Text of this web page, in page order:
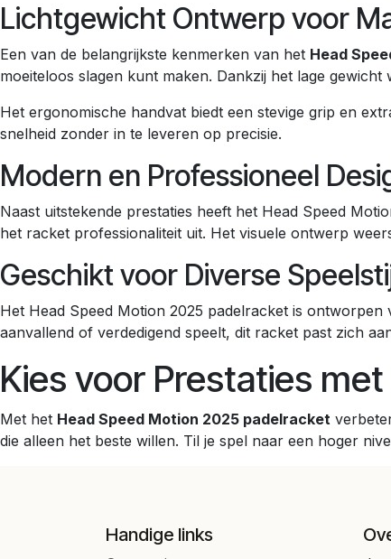
Lichtgewicht Ontwerp voor
Een van de belangrijkste kenmerken van het Head
moeiteloos slagen kunt maken. Dankzij het lage
Het ergonomische handvat biedt een stevige grip en
snelheid zonder in te leveren op precisie.
Modern en Professioneel
Naast uitstekende prestaties heeft het Head Speed
het racket professionaliteit uit. Het visuele ontwerp
Geschikt voor Diverse
Het Head Speed Motion 2025 padelracket is
aanvallend of verdedigend speelt, dit racket past zich
Kies voor Prestaties
Met het Head Speed Motion 2025 padelracket
die alleen het beste willen. Til je spel naar een hoger
Handige links